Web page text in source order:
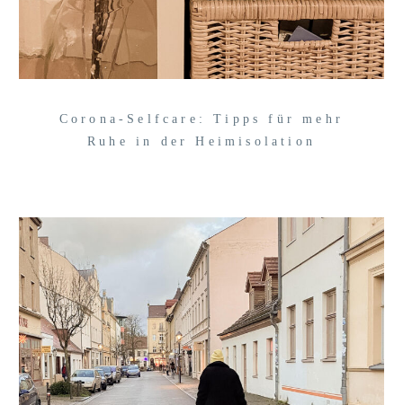
Corona-Selfcare: Tipps für mehr
Ruhe in der Heimisolation